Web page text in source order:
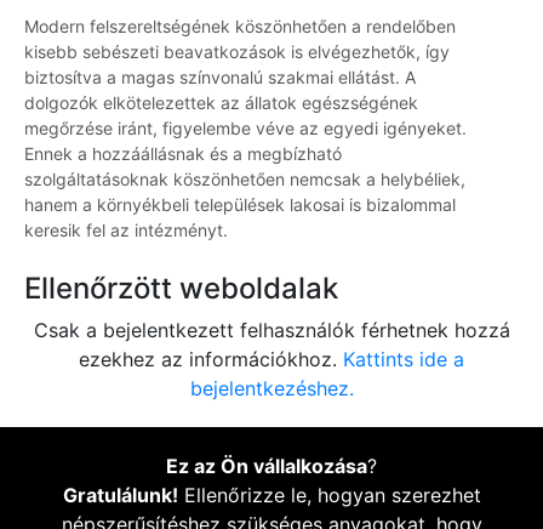
Modern felszereltségének köszönhetően a rendelőben
kisebb sebészeti beavatkozások is elvégezhetők, így
biztosítva a magas színvonalú szakmai ellátást. A
dolgozók elkötelezettek az állatok egészségének
megőrzése iránt, figyelembe véve az egyedi igényeket.
Ennek a hozzáállásnak és a megbízható
szolgáltatásoknak köszönhetően nemcsak a helybéliek,
hanem a környékbeli települések lakosai is bizalommal
keresik fel az intézményt.
Ellenőrzött weboldalak
Csak a bejelentkezett felhasználók férhetnek hozzá
ezekhez az információkhoz. Kattints ide a
bejelentkezéshez.
Ez az Ön vállalkozása?
Gratulálunk! Ellenőrizze le, hogyan szerezhet